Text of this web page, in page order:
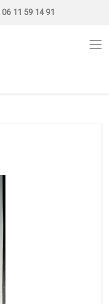
06 11 59 14 91